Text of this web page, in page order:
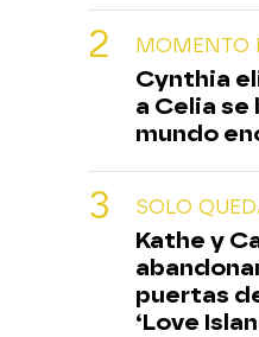
MOMENTO
Cynthia
a Celia se
mundo
SOLO
Kathe y
puertas
‘Love